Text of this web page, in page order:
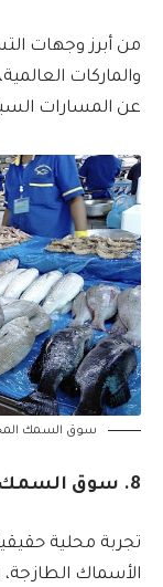
من أبرز وجهات
والماركات
عن المسارات
سوق السمك
8. سوق السمك المحلي
تجربة محلية
الأسماك الطازجة،